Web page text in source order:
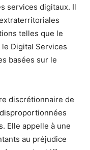
services digitaux. Il
telles que le
le Digital Services
basées sur le
discrétionnaire de
Elle appelle à une
au préjudice